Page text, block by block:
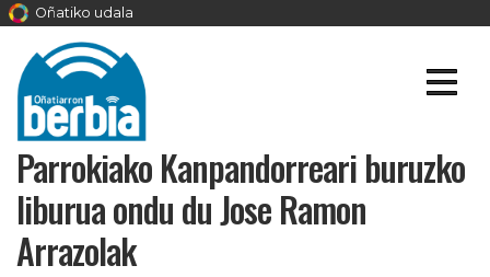
Oñatiko udala
Parrokiako Kanpandorreari buruzko
liburua ondu du Jose Ramon
Arrazolak